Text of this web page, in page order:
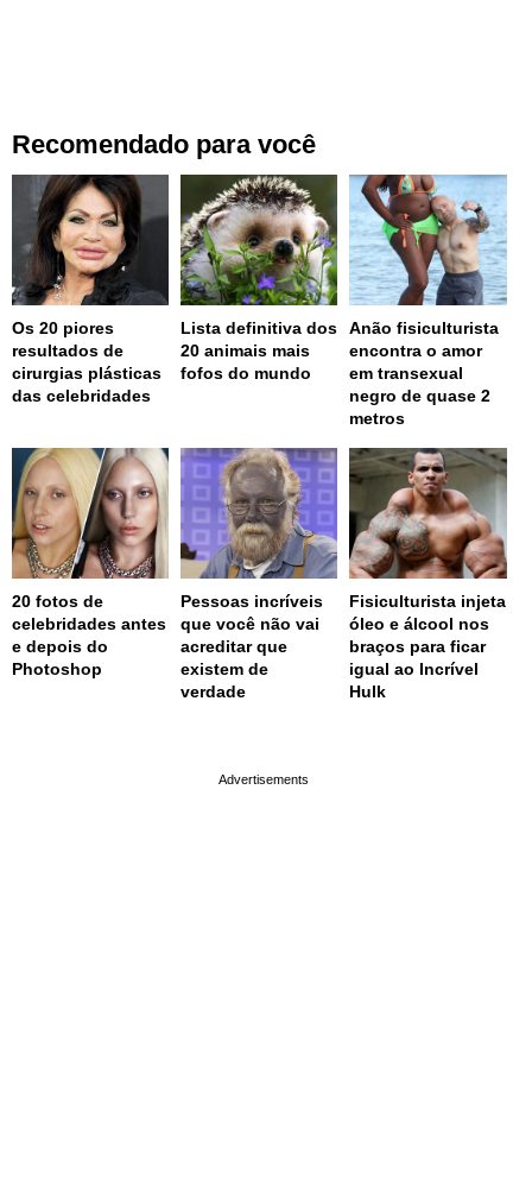
Recomendado para você
Os 20 piores
resultados de
cirurgias plásticas
das celebridades
Lista definitiva dos
20 animais mais
fofos do mundo
Anão fisiculturista
encontra o amor
em transexual
negro de quase 2
metros
20 fotos de
celebridades antes
e depois do
Photoshop
Pessoas incríveis
que você não vai
acreditar que
existem de
verdade
Fisiculturista injeta
óleo e álcool nos
braços para ficar
igual ao Incrível
Hulk